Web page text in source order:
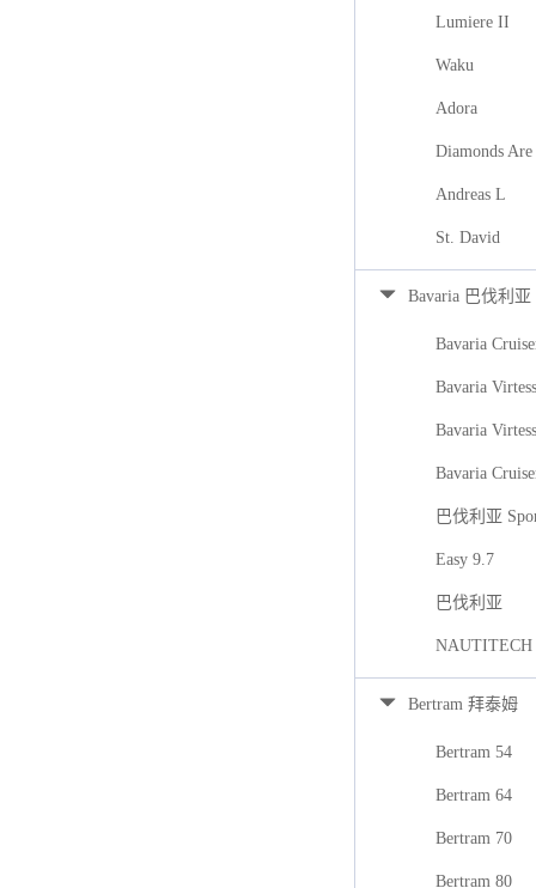
Lumiere II
Waku
Adora
Diamonds
Andreas L
St. David
Bavaria 巴伐利亚
Bavaria
Bavaria
Bavaria
Bavaria
巴伐利亚
Easy 9.7
巴伐利亚
NAUTITECH
Bertram 拜泰姆
Bertram 54
Bertram 64
Bertram 70
Bertram 80